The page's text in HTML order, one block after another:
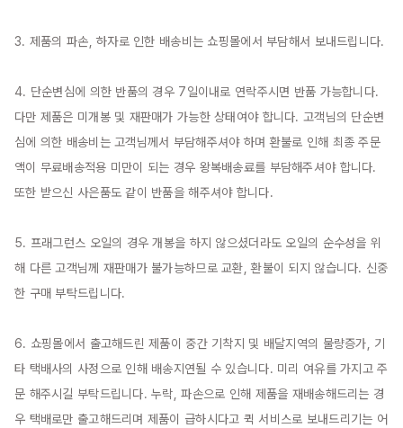
3. 제품의 파손, 하자로 인한 배송비는 쇼핑몰에서 부담해서 보내드립니다.
4. 단순변심에 의한 반품의 경우 7일이내로 연락주시면 반품 가능합니다.
다만 제품은 미개봉 및 재판매가 가능한 상태여야 합니다. 고객님의 단순변
심에 의한 배송비는 고객님께서 부담해주셔야 하며 환불로 인해 최종 주문
액이 무료배송적용 미만이 되는 경우 왕복배송료를 부담해주셔야 합니다.
또한 받으신 사은품도 같이 반품을 해주셔야 합니다.
5. 프래그런스 오일의 경우 개봉을 하지 않으셨더라도 오일의 순수성을 위
해 다른 고객님께 재판매가 불가능하므로 교환, 환불이 되지 않습니다. 신중
한 구매 부탁드립니다.
6. 쇼핑몰에서 출고해드린 제품이 중간 기착지 및 배달지역의 물량증가, 기
타 택배사의 사정으로 인해 배송지연될 수 있습니다. 미리 여유를 가지고 주
문 해주시길 부탁드립니다. 누락, 파손으로 인해 제품을 재배송해드리는 경
우 택배로만 출고해드리며 제품이 급하시다고 퀵 서비스로 보내드리기는 어